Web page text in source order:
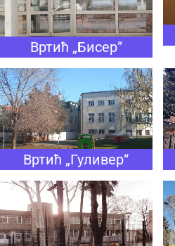
Вртић „Бисер”
Вртић „Гуливер“